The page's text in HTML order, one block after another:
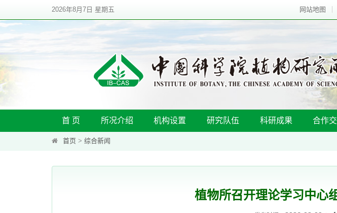
2026年8月7日 星期五 网站地图
首 页 所况介绍 机构设置 研究队伍 科研成果 合作
首页 > 综合新闻
植物所召开理论学习中心